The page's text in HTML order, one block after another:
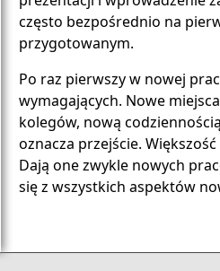
często bezpośrednio na
przygotowanym.
Po raz pierwszy w nowej
wymagających. Nowe
kolegów, nową
oznacza przejście.
Dają one zwykle nowych
się z wszystkich aspektów